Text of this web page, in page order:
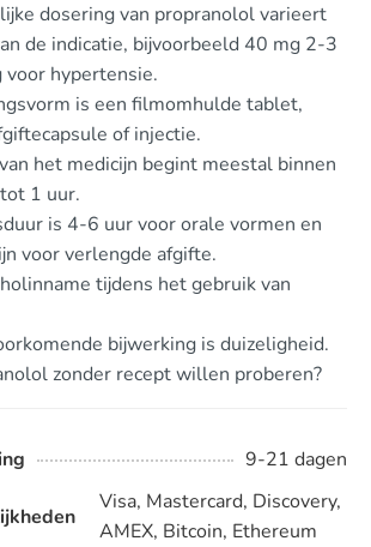
dosering van propranolol varieert
de indicatie, bijvoorbeeld 40 mg 2-3
voor hypertensie.
is een filmomhulde tablet,
of injectie.
het medicijn begint meestal binnen
1 uur.
is 4-6 uur voor orale vormen en
voor verlengde afgifte.
tijdens het gebruik van
bijwerking is duizeligheid.
zonder recept willen proberen?
9-21 dagen
Visa, Mastercard, Discovery,
AMEX, Bitcoin, Ethereum